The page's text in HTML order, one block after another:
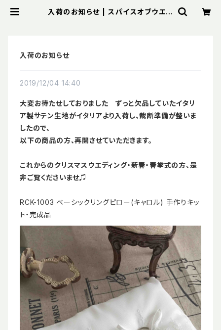
入荷のお知らせ | スパイスオブウエデ
入荷のお知らせ
2019/12/04 14:40
大変お待たせしておりました ずっと欠品していたイタリ
ア製サテン生地がイタリアより入荷し、裁断準備が整いま
したので、
以下の商品の方、再開させていただきます。
これからのクリスマスウエディング・新春・春挙式の方、是
非ご覧くださいませ♫
RCK-1003 ベーシックリングピロー(キャロル) 手作りキッ
ト・完成品